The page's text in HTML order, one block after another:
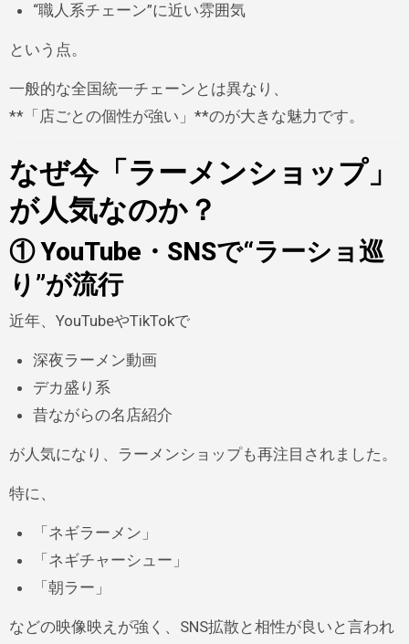
“職人系チェーン”に近い雰囲気
という点。
一般的な全国統一チェーンとは異なり、
**「店ごとの個性が強い」**のが大きな魅力です。
なぜ今「ラーメンショップ」
が人気なのか？
① YouTube・SNSで“ラーショ巡
り”が流行
近年、YouTubeやTikTokで
深夜ラーメン動画
デカ盛り系
昔ながらの名店紹介
が人気になり、ラーメンショップも再注目されました。
特に、
「ネギラーメン」
「ネギチャーシュー」
「朝ラー」
などの映像映えが強く、SNS拡散と相性が良いと言われ